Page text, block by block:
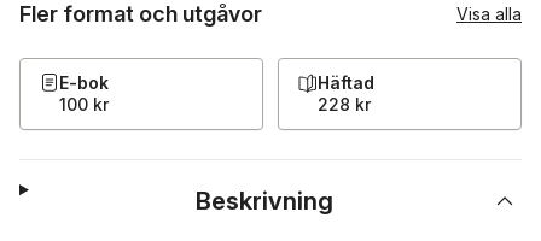
Fler format och utgåvor Visa alla
E-bok
100 kr
Häftad
228 kr
Beskrivning